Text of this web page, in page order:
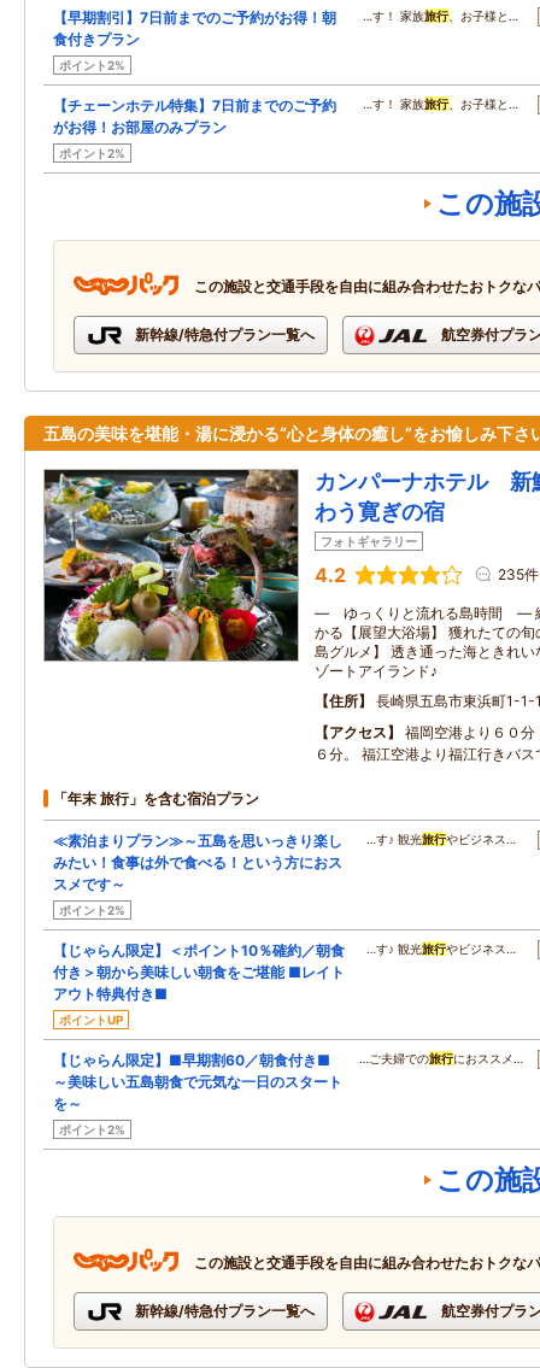
【早期割引】7日前までのご予約がお得！朝
食付きプラン
ポイント2%
…す！ 家族旅行、お子様と…
【チェーンホテル特集】7日前までのご予約
がお得！お部屋のみプラン
ポイント2%
…す！ 家族旅行、お子様と…
この施
この施設と交通手段を自由に組み合わせたおトクな
新幹線/特急付プラン一覧へ 航空券付プラ
五島の美味を堪能・湯に浸かる“心と身体の癒し”をお愉しみ下さ
カンパーナホテル 新
わう寛ぎの宿
フォトギャラリー
4.2 235件
― ゆっくりと流れる島時間 ―
かる【展望大浴場】 獲れたての
島グルメ】 透き通った海ときれ
ゾートアイランド♪
住所
長崎県五島市東浜町1-1-
アクセス
福岡空港より６０
６分。 福江空港より福江行きバ
「年末 旅行」を含む宿泊プラン
≪素泊まりプラン≫～五島を思いっきり楽し
みたい！食事は外で食べる！という方におス
スメです～
ポイント2%
…す♪ 観光旅行やビジネス…
【じゃらん限定】＜ポイント10％確約／朝食
付き＞朝から美味しい朝食をご堪能 ■レイト
アウト特典付き■
ポイントUP
…す♪ 観光旅行やビジネス…
【じゃらん限定】■早期割60／朝食付き■
～美味しい五島朝食で元気な一日のスタート
を～
ポイント2%
…ご夫婦での旅行におススメ…
この施
この施設と交通手段を自由に組み合わせたおトクな
新幹線/特急付プラン一覧へ 航空券付プラ